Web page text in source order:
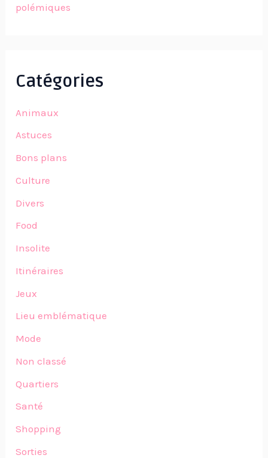
polémiques
Catégories
Animaux
Astuces
Bons plans
Culture
Divers
Food
Insolite
Itinéraires
Jeux
Lieu emblématique
Mode
Non classé
Quartiers
Santé
Shopping
Sorties